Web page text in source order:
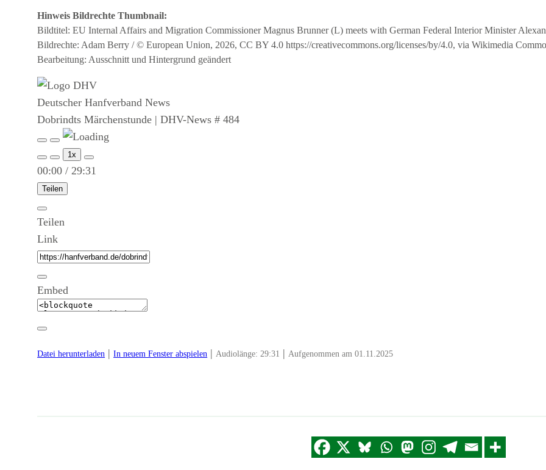
Hinweis Bildrechte Thumbnail:
Bildtitel: EU Internal Affairs and Migration Commissioner Magnus Brunner (L) meets with German Federal Interior Minister
Bildrechte: Adam Berry / © European Union, 2026, CC BY 4.0 https://creativecommons.org/licenses/by/4.0, via Wikimedia
Bearbeitung: Ausschnitt und Hintergrund geändert
Deutscher Hanfverband News
Dobrindts Märchenstunde | DHV-News # 484
Play
Episode
Pause
Episode
1x
00:00 / 29:31
Teilen
Teilen
Link
Embed
Datei herunterladen |In neuem Fenster abspielen | Audiolänge: 29:31 | Aufgenommen am 01.11.2025